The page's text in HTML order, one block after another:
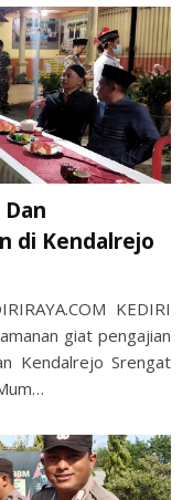
di Kendalrejo
KEDIRI
giat pengajian
Kendalrejo Srengat